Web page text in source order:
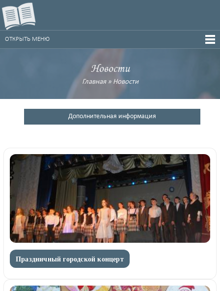
ОТКРЫТЬ МЕНЮ
Новости
Главная» Новости
Дополнительная информация
Праздничный городской концерт